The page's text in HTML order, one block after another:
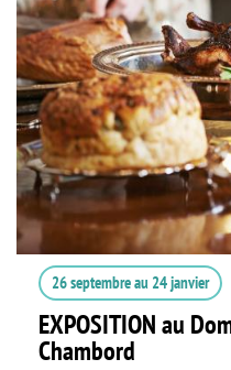
26 septembreau 24 janvier
EXPOSITION au
Chambord